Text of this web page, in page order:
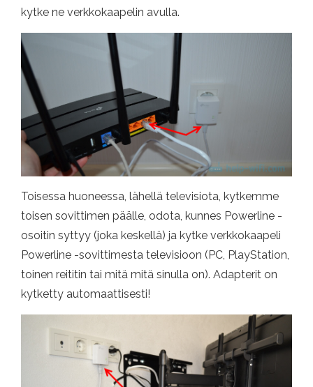
kytke ne verkkokaapelin avulla.
Toisessa huoneessa, lähellä televisiota, kytkemme
toisen sovittimen päälle, odota, kunnes Powerline -
osoitin syttyy (joka keskellä) ja kytke verkkokaapeli
Powerline -sovittimesta televisioon (PC, PlayStation,
toinen reititin tai mitä mitä sinulla on). Adapterit on
kytketty automaattisesti!